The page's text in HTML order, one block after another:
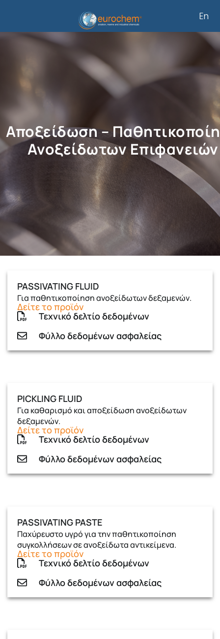
En
Αποξείδωση –
Ανοξείδωτων Επιφανειών
PASSIVATING FLUID
Για παθητικοποίηση ανοξείδωτων δεξαμενών.
Δείτε το προϊόν
Τεχνικό δελτίο δεδομένων
Φύλλο δεδομένων ασφαλείας
PICKLING FLUID
Για καθαρισμό και αποξείδωση ανοξείδωτων
δεξαμενών.
Δείτε το προϊόν
Τεχνικό δελτίο δεδομένων
Φύλλο δεδομένων ασφαλείας
PASSIVATING PASTE
Παχύρευστο υγρό για την παθητικοποίηση
συγκολλήσεων σε ανοξείδωτα αντικείμενα.
Δείτε το προϊόν
Τεχνικό δελτίο δεδομένων
Φύλλο δεδομένων ασφαλείας